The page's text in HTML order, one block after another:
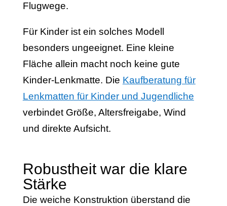
Flugwege.
Für Kinder ist ein solches Modell
besonders ungeeignet. Eine kleine
Fläche allein macht noch keine gute
Kinder-Lenkmatte. Die Kaufberatung für
Lenkmatten für Kinder und Jugendliche
verbindet Größe, Altersfreigabe, Wind
und direkte Aufsicht.
Robustheit war die klare
Stärke
Die weiche Konstruktion überstand die